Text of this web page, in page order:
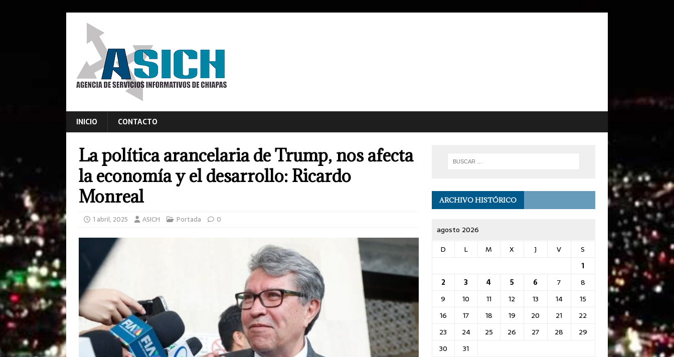
INICIO CONTACTO
La política arancelaria de Trump, nos afecta
la economía y el desarrollo: Ricardo
Monreal
1 abril, 2025 ASICH Portada 0
ARCHIVO HISTÓRICO
agosto 2026
D
L M X J V
S
1
2
3 4 5 6 7
8
9
10 11 12 13 14
15
16
17 18 19 20 21
22
23
24 25 26 27 28
29
30
31